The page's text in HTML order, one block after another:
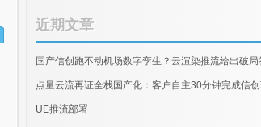
近期文章
国产信创跑不动机场数字孪生？云渲染推流给出破局
点量云流再证全栈国产化：客户自主30分钟完成信
UE推流部署